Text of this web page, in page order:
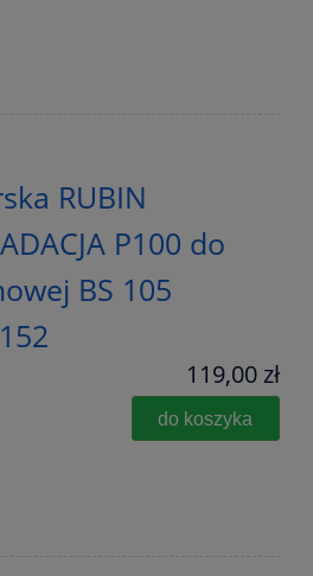
RUBIN
P100 do
BS 105
119,00 zł
do koszyka